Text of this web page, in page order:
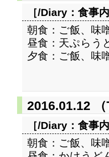
［/Diary： 食事
朝食：ご飯、味
昼食：天ぷらう
夕食：ご飯、味
2016.01.12 （
［/Diary： 食事
朝食：ご飯、味